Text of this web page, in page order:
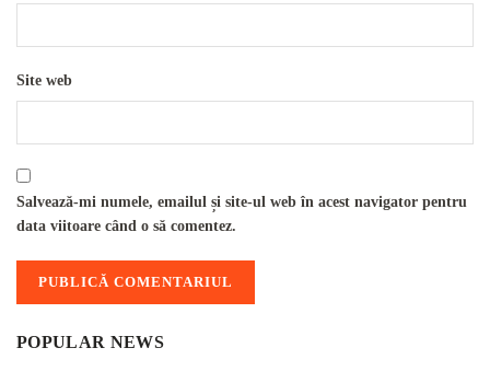
Site web
Salvează-mi numele, emailul și site-ul web în acest navigator pentru
data viitoare când o să comentez.
POPULAR NEWS